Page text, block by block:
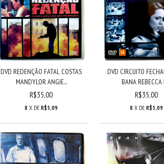
DVD REDENÇÃO FATAL COSTAS
MANDYLOR ANGIE...
R$35,00
8 X DER$5,09
DVD CIRCUITO
BANA REBECCA
R$35,00
8 X DE R$5,09